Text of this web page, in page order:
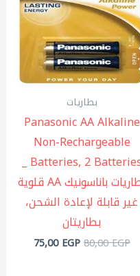
بطاريات
Panasonic AA Alkaline
Non-Rechargeable
Batteries, 2 Batteries _
بطاريات باناسونيك AA قلوية
غير قابلة لإعادة الشحن،
بطاريتان
80,00EGP
75,00EGP